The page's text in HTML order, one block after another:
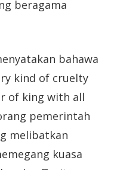
beragama
bahawa
kind of cruelty
of king with all
pemerintah
melibatkan
kuasa